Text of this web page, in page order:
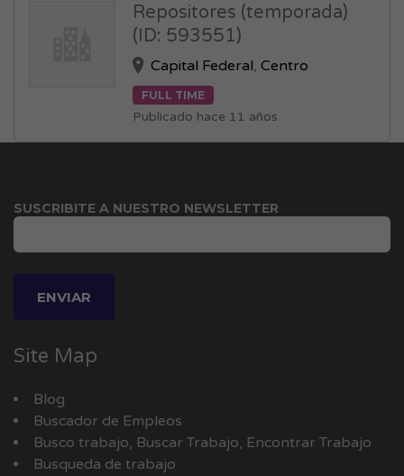
Repositores (temporada)
(ID: 593551)
Capital Federal,Centro
FULL TIME
Publicado hace 11 años
SUSCRIBITE A NUESTRO NEWSLETTER
Site Map
Blog
Buscador de Empleos
Busco trabajo, Buscar Trabajo, Encontrar Trabajo
Busqueda de trabajo